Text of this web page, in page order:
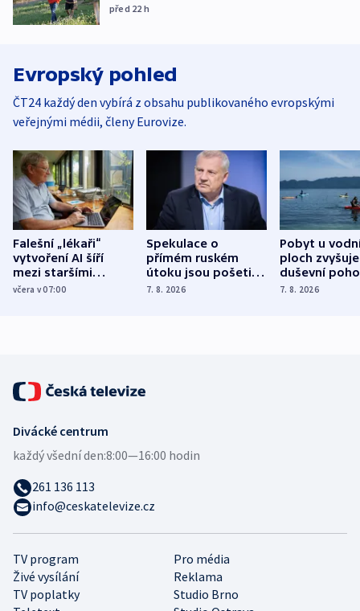
před 22 h
Evropský pohled
ČT24 každý den vybírá z obsahu publikovaného evropskými
veřejnými médii, členy Eurovize.
Falešní „lékaři“
vytvoření AI šíří
mezi staršími
Poláky nebezpečné
včera v 07:00
Spekulace o
přímém ruském
útoku jsou pošetilé,
míní estonský
7. 8. 2026
Pobyt u
ploch zvyšuje
duševní
ukázala
7. 8. 2026
TV program
Pro média
Živé vysílání
Reklama
TV poplatky
Studio Brno
Divácké centrum
každý všední den:8:00—16:00 hodin
261 136 113
info@ceskatelevize.cz